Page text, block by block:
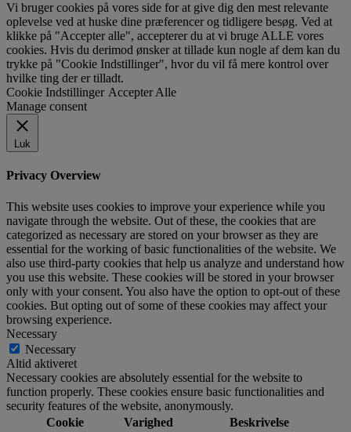
Vi bruger cookies på vores side for at give dig den mest relevante
oplevelse ved at huske dine præferencer og tidligere besøg. Ved at
klikke på "Accepter alle", accepterer du at vi bruge ALLE vores
cookies. Hvis du derimod ønsker at tillade kun nogle af dem kan du
trykke på "Cookie Indstillinger", hvor du vil få mere kontrol over
hvilke ting der er tilladt.
Cookie Indstillinger Accepter Alle
Manage consent
Luk
Privacy Overview
This website uses cookies to improve your experience while you
navigate through the website. Out of these, the cookies that are
categorized as necessary are stored on your browser as they are
essential for the working of basic functionalities of the website. We
also use third-party cookies that help us analyze and understand how
you use this website. These cookies will be stored in your browser
only with your consent. You also have the option to opt-out of these
cookies. But opting out of some of these cookies may affect your
browsing experience.
Necessary
Necessary
Altid aktiveret
Necessary cookies are absolutely essential for the website to
function properly. These cookies ensure basic functionalities and
security features of the website, anonymously.
Cookie
Varighed Beskrivelse